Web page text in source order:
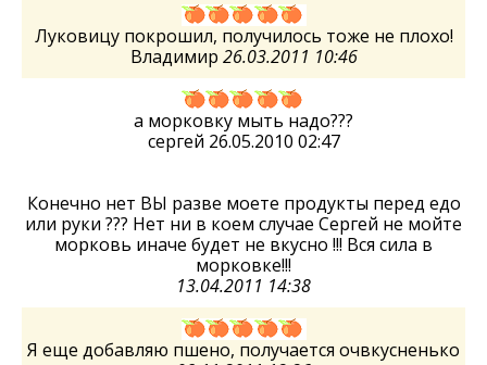
Луковицу покрошил, получилось тоже не плохо!
Владимир 26.03.2011 10:46
а морковку мыть надо???
сергей 26.05.2010 02:47
Конечно нет ВЫ разве моете продукты перед едо
или руки ??? Нет ни в коем случае Сергей не мойте
морковь иначе будет не вкусно !!! Вся сила в
морковке!!!
13.04.2011 14:38
Я еще добавляю пшено, получается очвкусненько